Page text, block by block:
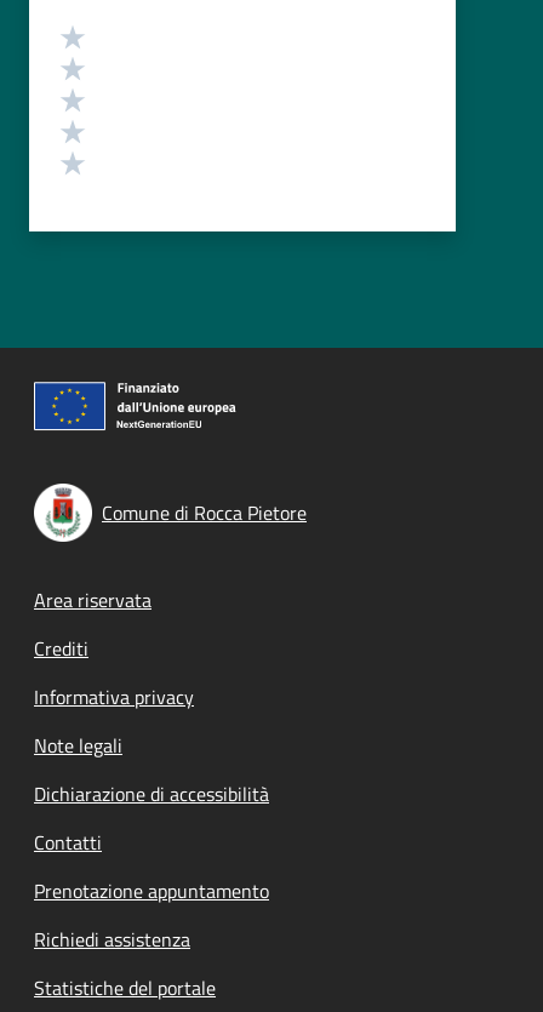
Valutazione
Comune di Rocca Pietore
Footer menu
Area riservata
Crediti
Informativa privacy
Note legali
Dichiarazione di accessibilità
Contatti
Prenotazione appuntamento
Richiedi assistenza
Statistiche del portale